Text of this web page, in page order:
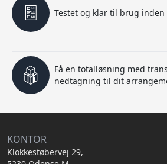
Testet og klar til brug
Få en totalløsning med
nedtagning til dit
KONTOR
Klokkestøbervej 29,